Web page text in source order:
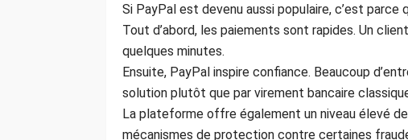
Si PayPal est devenu aussi populaire, c’est parce
Tout d’abord, les paiements sont rapides. Un
quelques minutes.
Ensuite, PayPal inspire confiance. Beaucoup
solution plutôt que par virement bancaire
La plateforme offre également un niveau élevé
mécanismes de protection contre certaines